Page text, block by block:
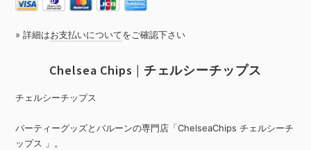
» 詳細はお支払いについてをご確認下さい
Chelsea Chips | チェルシーチップス
チェルシーチップス
パーティーグッズとバルーンの専門店「ChelseaChips チェルシーチ
ップス 」。